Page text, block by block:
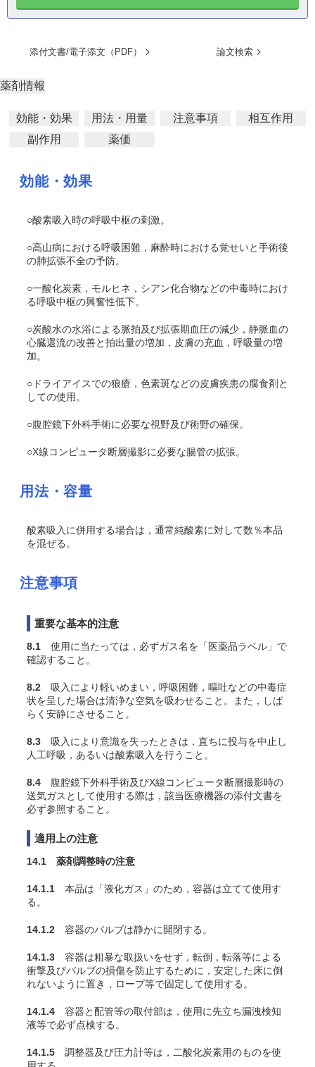
添付文書/電子添文（PDF） 論文検索
薬剤情報
効能・効果 用法・用量 注意事項
相互作用
副作用
薬価
効能・効果
○酸素吸入時の呼吸中枢の刺激。
○高山病における呼吸困難，麻酔時における覚せいと手術後
の肺拡張不全の予防。
○一酸化炭素，モルヒネ，シアン化合物などの中毒時におけ
る呼吸中枢の興奮性低下。
○炭酸水の水浴による脈拍及び拡張期血圧の減少，静脈血の
心臓還流の改善と拍出量の増加，皮膚の充血，呼吸量の増
加。
○ドライアイスでの狼瘡，色素斑などの皮膚疾患の腐食剤と
しての使用。
○腹腔鏡下外科手術に必要な視野及び術野の確保。
○X線コンピュータ断層撮影に必要な腸管の拡張。
用法・容量
酸素吸入に併用する場合は，通常純酸素に対して数％本品
を混ぜる。
注意事項
重要な基本的注意
8.1 使用に当たっては，必ずガス名を「医薬品ラベル」で
確認すること。
8.2 吸入により軽いめまい，呼吸困難，嘔吐などの中毒症
状を呈した場合は清浄な空気を吸わせること。また，しば
らく安静にさせること。
8.3 吸入により意識を失ったときは，直ちに投与を中止し
人工呼吸，あるいは酸素吸入を行うこと。
8.4 腹腔鏡下外科手術及びX線コンピュータ断層撮影時の
送気ガスとして使用する際は，該当医療機器の添付文書を
必ず参照すること。
適用上の注意
14.1 薬剤調整時の注意
14.1.1 本品は「液化ガス」のため，容器は立てて使用す
る。
14.1.2 容器のバルブは静かに開閉する。
14.1.3 容器は粗暴な取扱いをせず，転倒，転落等による
衝撃及びバルブの損傷を防止するために，安定した床に倒
れないように置き，ロープ等で固定して使用する。
14.1.4 容器と配管等の取付部は，使用に先立ち漏洩検知
液等で必ず点検する。
14.1.5 調整器及び圧力計等は，二酸化炭素用のものを使